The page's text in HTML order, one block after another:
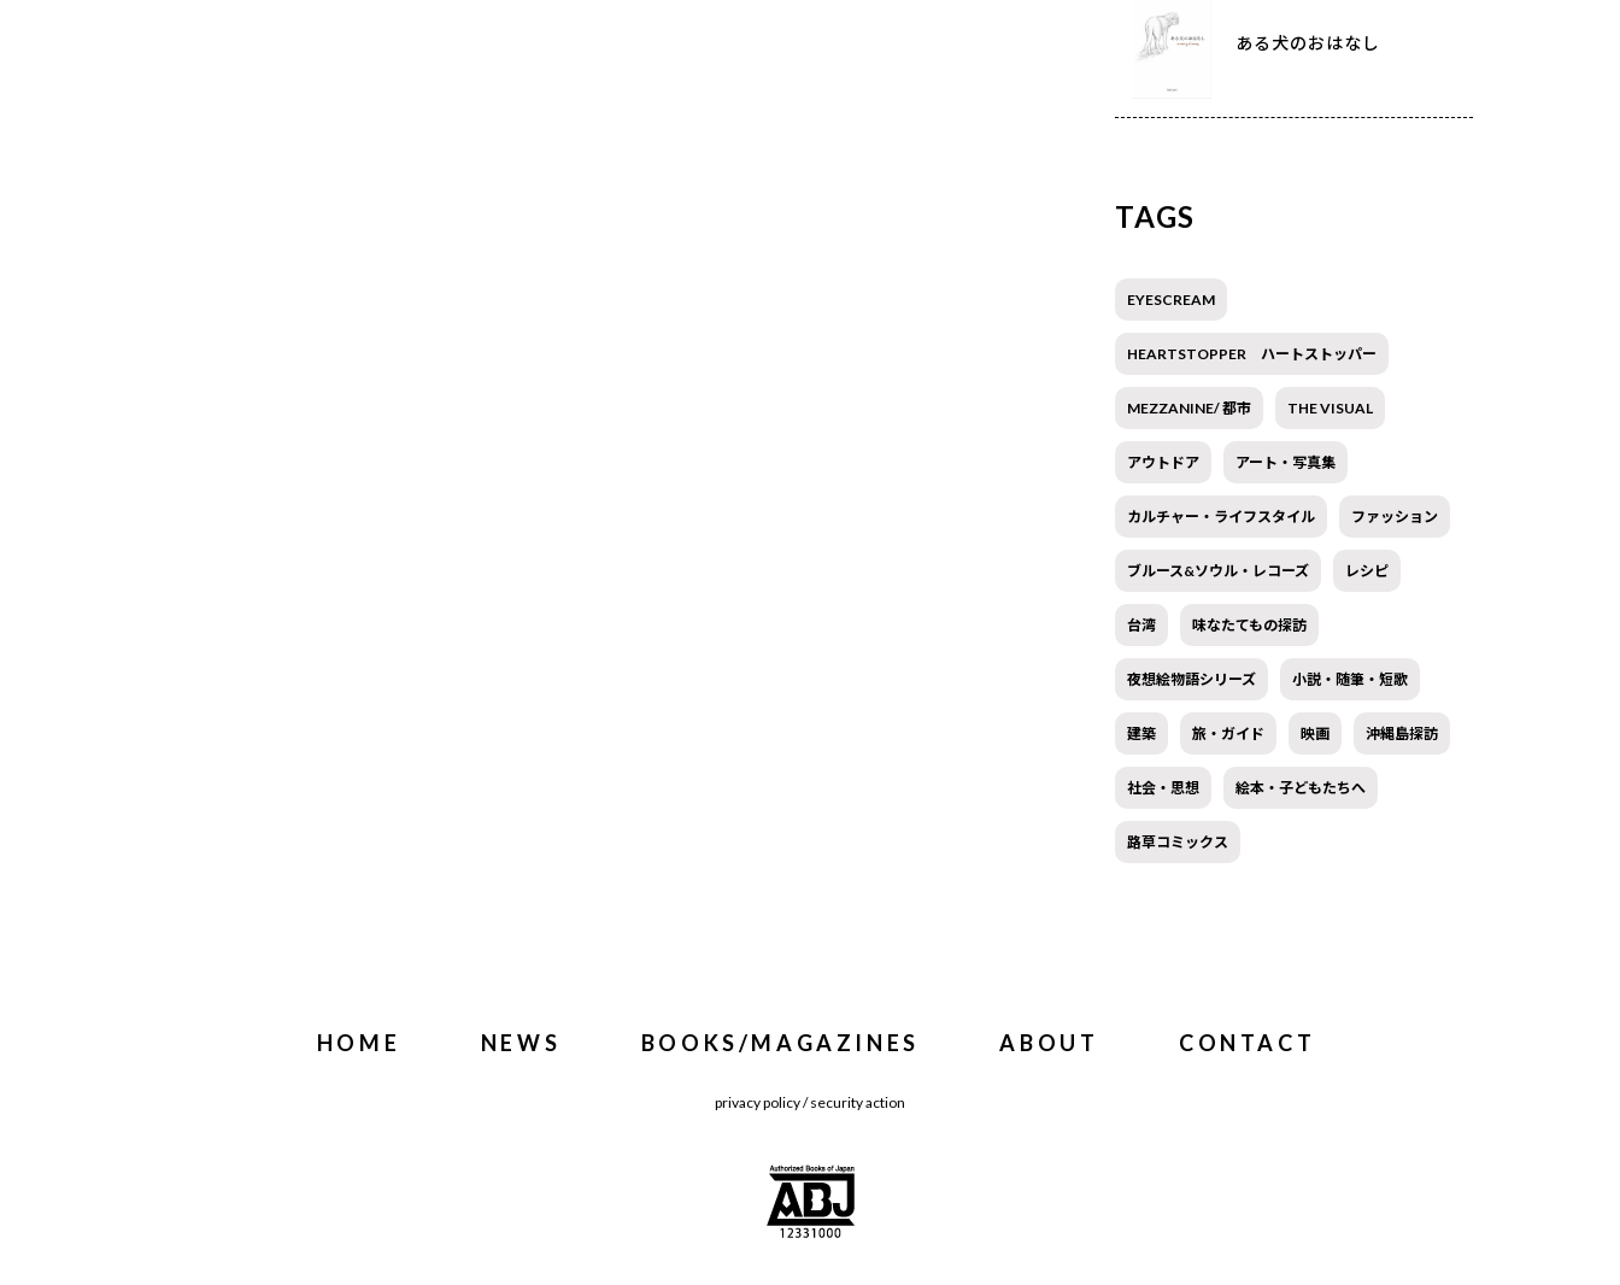
ある犬のおはなし
TAGS
EYESCREAM
HEARTSTOPPER ハートストッパー
MEZZANINE/ 都市 THE VISUAL
アウトドア アート・写真集
カルチャー・ライフスタイル ファッション
ブルース&ソウル・レコーズ レシピ
台湾 味なたてもの探訪
夜想絵物語シリーズ 小説・随筆・短歌
建築 旅・ガイド 映画 沖縄島探訪
社会・思想 絵本・子どもたちへ
路草コミックス
HOME NEWS BOOKS/MAGAZINES ABOUT CONTACT
privacy policy/security action